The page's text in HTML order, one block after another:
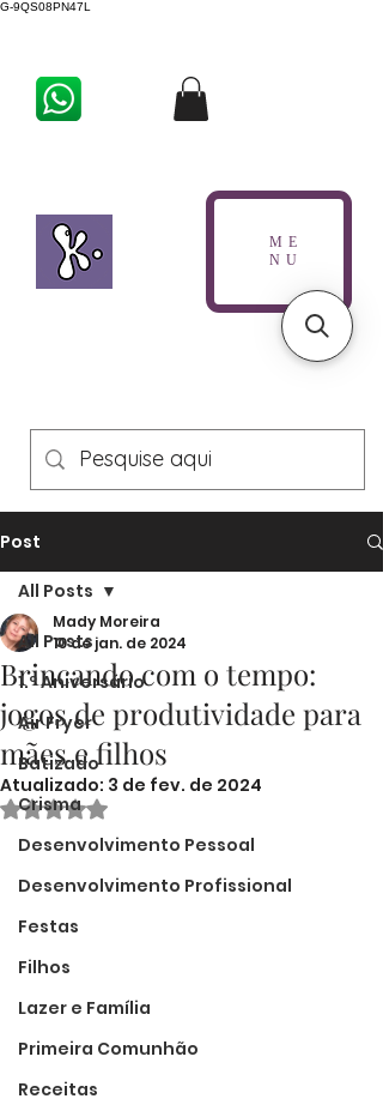
G-9QS08PN47L
ME
NU
Post
All Posts
1.º Aniversário
Air Fryer
Batizado
Crisma
Desenvolvimento Pessoal
Desenvolvimento Profissional
Festas
Filhos
Lazer e Família
Primeira Comunhão
Receitas
All Posts
Brincando com o tempo:
jogos de produtividade para
mães e filhos
Mady Moreira
10 de jan. de 2024
Atualizado: 3 de fev. de 2024
Avaliado com NaN de 5 estrelas.